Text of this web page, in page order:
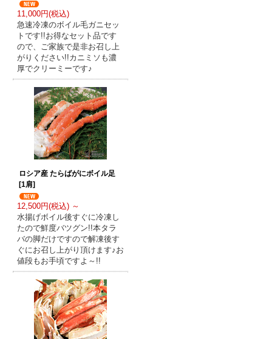
11,000円(税込)
急速冷凍のボイル毛ガニセッ
トです!!お得なセット品です
ので、ご家族で是非お召し上
がりください!!カニミソも濃
厚でクリーミーです♪
ロシア産 たらばがにボイル足
[1肩]
12,500円(税込) ～
水揚げボイル後すぐに冷凍し
たので鮮度バツグン!!本タラ
バの脚だけですので解凍後す
ぐにお召し上がり頂けます♪お
値段もお手頃ですよ～!!